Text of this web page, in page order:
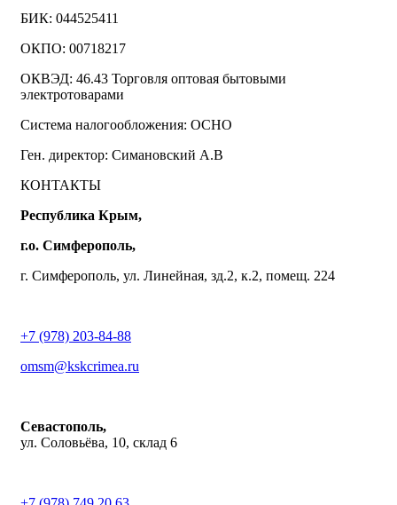
БИК: 044525411
ОКПО: 00718217
ОКВЭД: 46.43 Торговля оптовая бытовыми
электротоварами
Система налогообложения: ОСНО
Ген. директор: Симановский А.В
КОНТАКТЫ
Республика Крым,
г.о. Симферополь,
г. Симферополь, ул. Линейная, зд.2, к.2, помещ. 224
+7 (978) 203-84-88
omsm@kskcrimea.ru
Севастополь,
ул. Соловьёва, 10, склад 6